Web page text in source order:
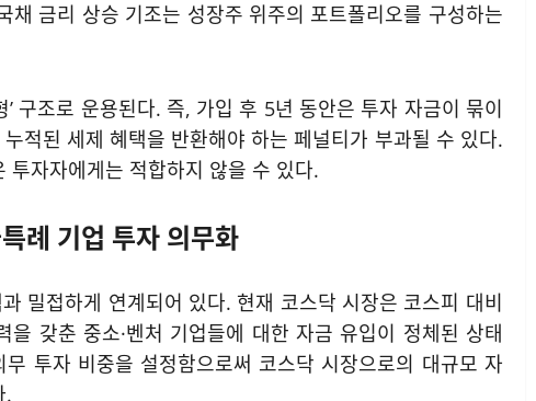
금리 상승 기조는 성장주 위주의 포트폴리오를 구성하는
구조로 운용된다. 즉, 가입 후 5년 동안은 투자 자금이 묶이
적된 세제 혜택을 반환해야 하는 페널티가 부과될 수 있다.
투자자에게는 적합하지 않을 수 있다.
례 기업 투자 의무화
밀접하게 연계되어 있다. 현재 코스닥 시장은 코스피 대비
갖춘 중소·벤처 기업들에 대한 자금 유입이 정체된 상태
투자 비중을 설정함으로써 코스닥 시장으로의 대규모 자
.